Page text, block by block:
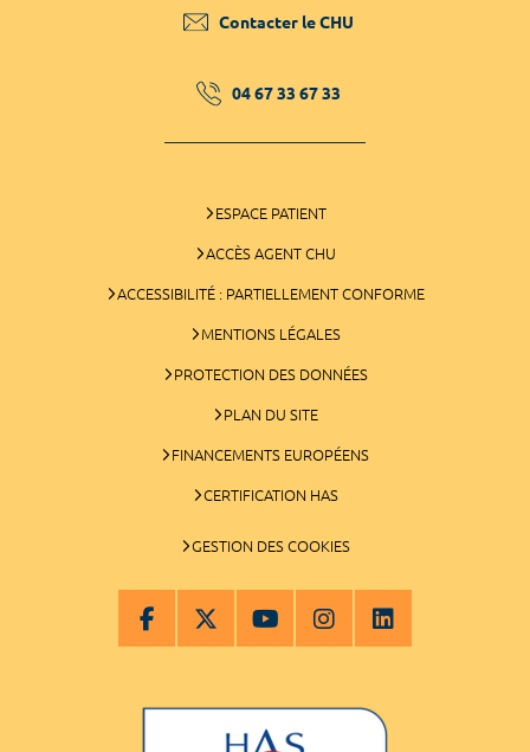
Contacter le CHU
04 67 33 67 33
ESPACE PATIENT
ACCÈS AGENT CHU
ACCESSIBILITÉ : PARTIELLEMENT CONFORME
MENTIONS LÉGALES
PROTECTION DES DONNÉES
PLAN DU SITE
FINANCEMENTS EUROPÉENS
CERTIFICATION HAS
GESTION DES COOKIES